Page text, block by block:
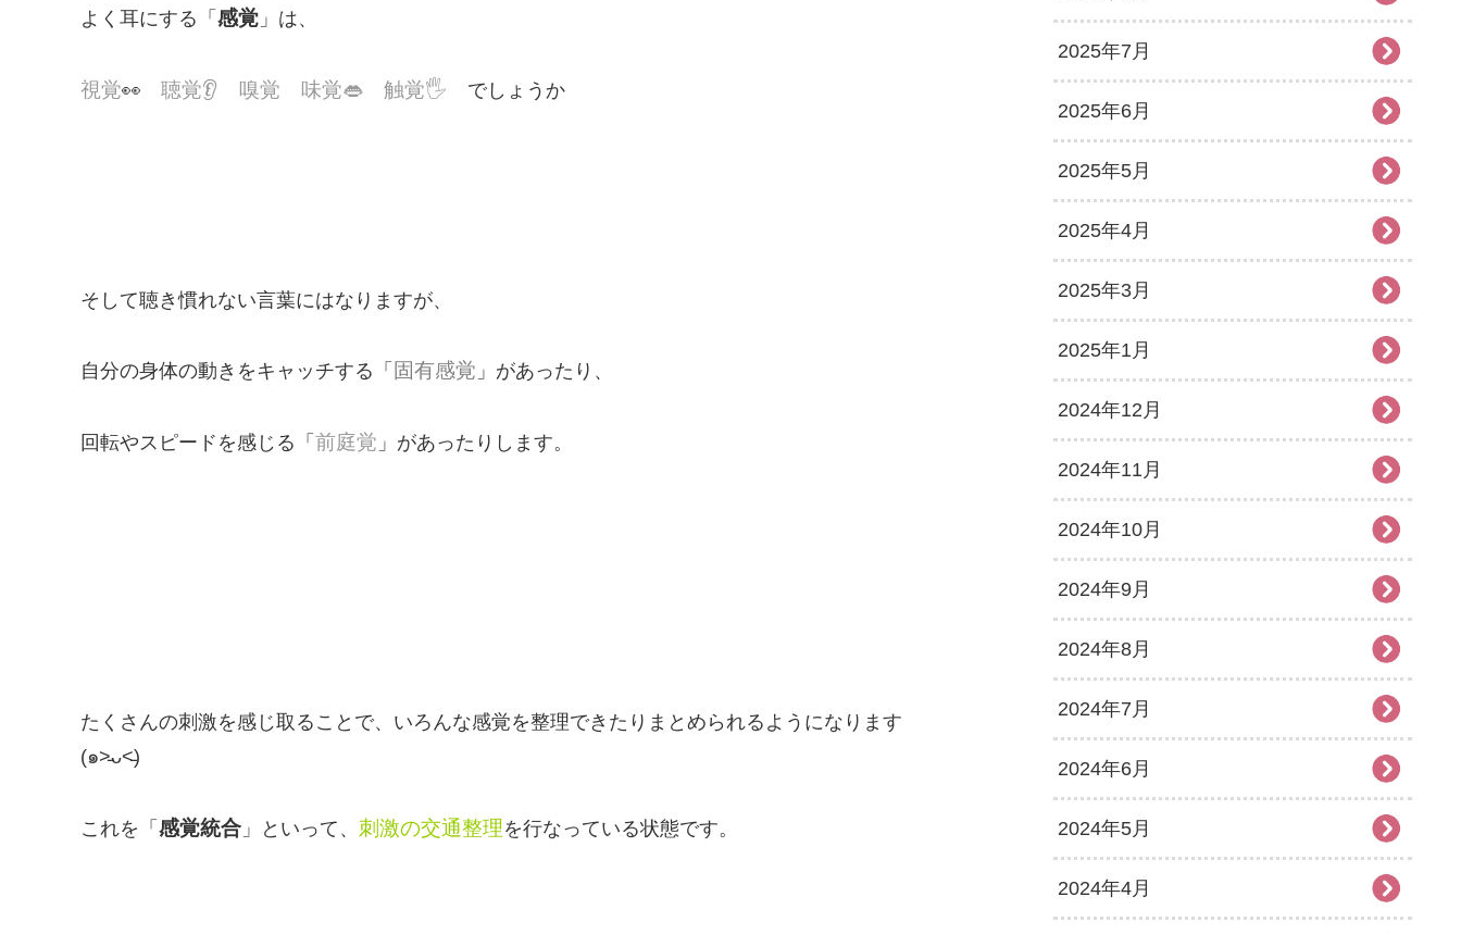
よく耳にする「 感覚 」は、
視覚👀 聴覚👂 嗅覚 味覚👄 触覚🖐 でしょうか
そして聴き慣れない言葉にはなりますが、
自分の身体の動きをキャッチする「 固有感覚 」があったり、
回転やスピードを感じる「 前庭覚 」があったりします。
たくさんの刺激を感じ取ることで、いろんな感覚を整理できたりまとめられるようになります
(๑˃̵ᴗ˂̵)
これを「 感覚統合 」といって、 刺激の交通整理を行なっている状態です。
2025年7月
2025年6月
2025年5月
2025年4月
2025年3月
2025年1月
2024年12月
2024年11月
2024年10月
2024年9月
2024年8月
2024年7月
2024年6月
2024年5月
2024年4月